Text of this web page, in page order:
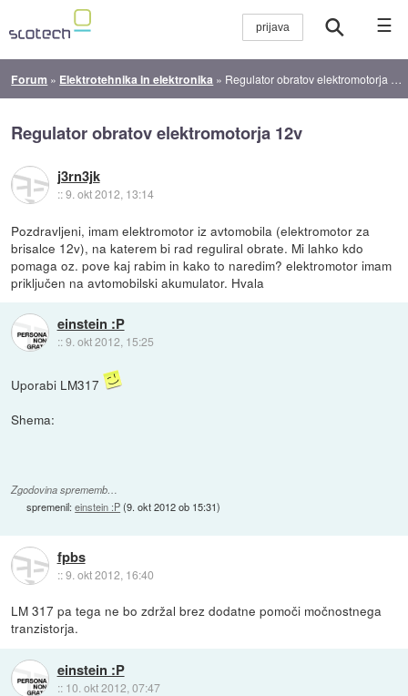
☰
Forum » Elektrotehnika in elektronika » Regulator obratov elektromotorja 12v
Regulator obratov elektromotorja 12v
j3rn3jk
::9. okt 2012, 13:14
Pozdravljeni, imam elektromotor iz avtomobila (elektromotor za
brisalce 12v), na katerem bi rad reguliral obrate. Mi lahko kdo
pomaga oz. pove kaj rabim in kako to naredim? elektromotor imam
priključen na avtomobilski akumulator. Hvala
einstein :P
::9. okt 2012, 15:25
Uporabi LM317
Shema:
Zgodovina sprememb…
spremenil:einstein :P(9. okt 2012 ob 15:31)
fpbs
::9. okt 2012, 16:40
LM 317 pa tega ne bo zdržal brez dodatne pomoči močnostnega
tranzistorja.
einstein :P
:: 10. okt 2012, 07:47